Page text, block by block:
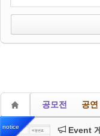
공모전 공연
notice Event